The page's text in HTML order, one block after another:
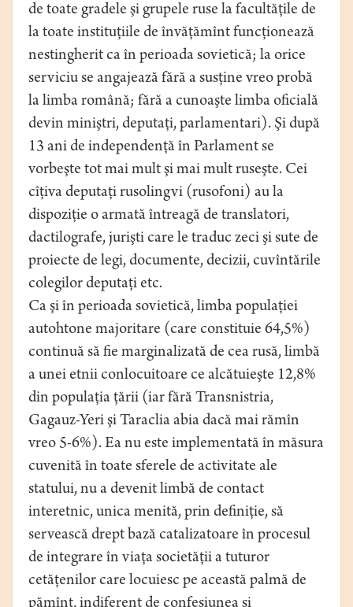
de toate gradele şi grupele ruse la facultăţile de
la toate instituţiile de învăţămînt funcţionează
nestingherit ca în perioada sovietică; la orice
serviciu se angajează fără a susţine vreo probă
la limba română; fără a cunoaşte limba oficială
devin miniştri, deputaţi, parlamentari). Şi după
13 ani de independenţă în Parlament se
vorbeşte tot mai mult şi mai mult ruseşte. Cei
cîţiva deputaţi rusolingvi (rusofoni) au la
dispoziţie o armată întreagă de translatori,
dactilografe, jurişti care le traduc zeci şi sute de
proiecte de legi, documente, decizii, cuvîntările
colegilor deputaţi etc.
Ca şi în perioada sovietică, limba populaţiei
autohtone majoritare (care constituie 64,5%)
continuă să fie marginalizată de cea rusă, limbă
a unei etnii conlocuitoare ce alcătuieşte 12,8%
din populaţia ţării (iar fără Transnistria,
Gagauz-Yeri şi Taraclia abia dacă mai rămîn
vreo 5-6%). Ea nu este implementată în măsura
cuvenită în toate sferele de activitate ale
statului, nu a devenit limbă de contact
interetnic, unica menită, prin definiţie, să
servească drept bază catalizatoare în procesul
de integrare în viaţa societăţii a tuturor
cetăţenilor care locuiesc pe această palmă de